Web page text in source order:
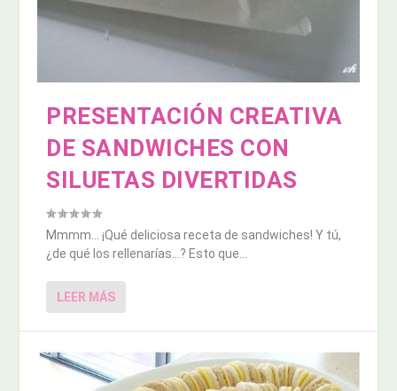
PRESENTACIÓN CREATIVA
DE SANDWICHES CON
SILUETAS DIVERTIDAS
Mmmm… ¡Qué deliciosa receta de sandwiches! Y tú,
¿de qué los rellenarías…? Esto que...
LEER MÁS